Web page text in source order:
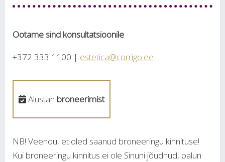
Ootame sind konsultatsioonile
+372 333 1100 | estetica@corrigo.ee
Alustan broneerimist
NB! Veendu, et oled saanud broneeringu kinnituse!
Kui broneeringu kinnitus ei ole Sinuni jõudnud, palun